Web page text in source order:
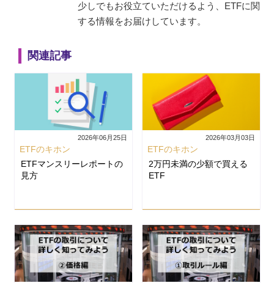
少しでもお役立ていただけるよう、ETFに関
する情報をお届けしています。
関連記事
2026年06月25日
ETFのキホン
ETFマンスリーレポートの
見方
2026年03月03日
ETFのキホン
2万円未満の少額で買える
ETF